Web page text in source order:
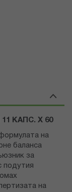
КАПС. X 60
на
баланса
за
подутия
на